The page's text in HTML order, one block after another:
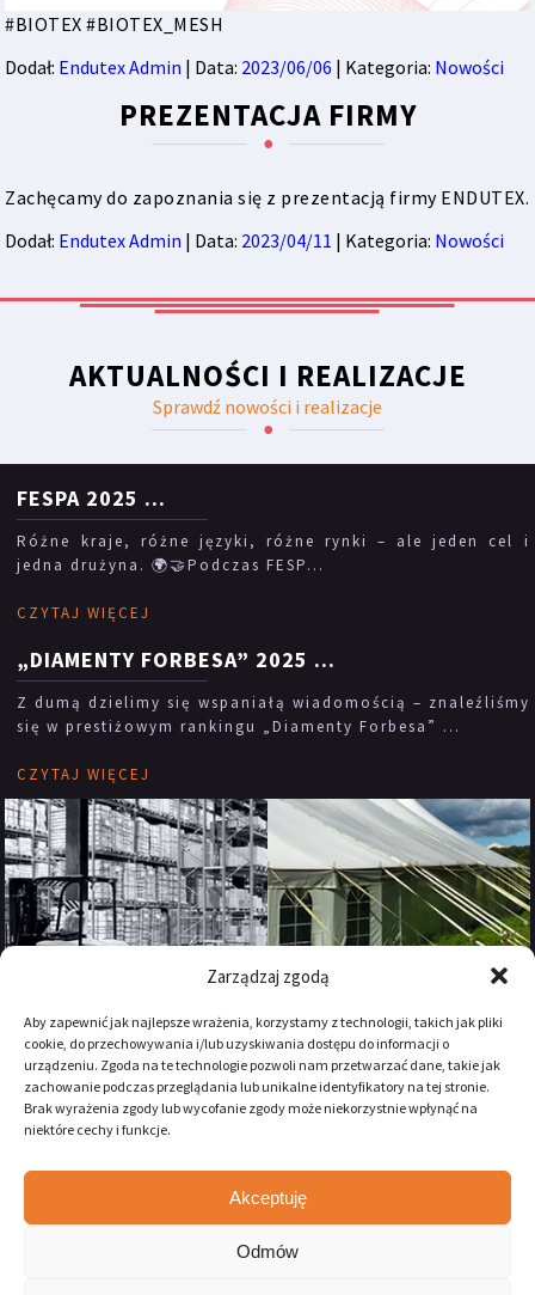
Zarządzaj zgodą
Aby zapewnić jak najlepsze wrażenia, korzystamy z technologii, takich jak pliki
cookie, do przechowywania i/lub uzyskiwania dostępu do informacji o
urządzeniu. Zgoda na te technologie pozwoli nam przetwarzać dane, takie jak
zachowanie podczas przeglądania lub unikalne identyfikatory na tej stronie.
Brak wyrażenia zgody lub wycofanie zgody może niekorzystnie wpłynąć na
niektóre cechy i funkcje.
Akceptuję
Odmów
#BIOTEX #BIOTEX_MESH
Dodał: Endutex Admin | Data: 2023/06/06 | Kategoria: Nowości
PREZENTACJA FIRMY
Zachęcamy do zapoznania się z prezentacją firmy ENDUTEX.
Dodał: Endutex Admin | Data: 2023/04/11 | Kategoria: Nowości
AKTUALNOŚCI I REALIZACJE
Sprawdź nowości i realizacje
FESPA 2025 ...
Różne kraje, różne języki, różne rynki – ale jeden cel i
jedna drużyna. 🌍🤝Podczas FESP...
CZYTAJ WIĘCEJ
„DIAMENTY FORBESA” 2025 ...
Z dumą dzielimy się wspaniałą wiadomością – znaleźliśmy
się w prestiżowym rankingu „Diamenty Forbesa” ...
CZYTAJ WIĘCEJ